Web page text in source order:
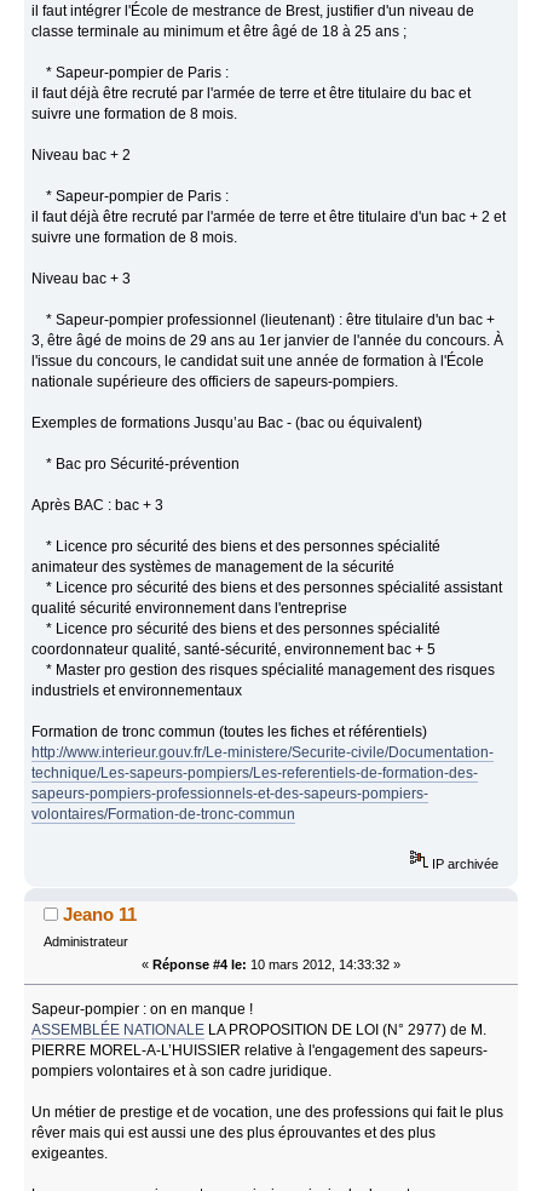
il faut intégrer l'École de mestrance de Brest, justifier d'un niveau de
classe terminale au minimum et être âgé de 18 à 25 ans ;
* Sapeur-pompier de Paris :
il faut déjà être recruté par l'armée de terre et être titulaire du bac et
suivre une formation de 8 mois.
Niveau bac + 2
* Sapeur-pompier de Paris :
il faut déjà être recruté par l'armée de terre et être titulaire d'un bac + 2 et
suivre une formation de 8 mois.
Niveau bac + 3
* Sapeur-pompier professionnel (lieutenant) : être titulaire d'un bac +
3, être âgé de moins de 29 ans au 1er janvier de l'année du concours. À
l'issue du concours, le candidat suit une année de formation à l'École
nationale supérieure des officiers de sapeurs-pompiers.
Exemples de formations Jusqu’au Bac - (bac ou équivalent)
* Bac pro Sécurité-prévention
Après BAC : bac + 3
* Licence pro sécurité des biens et des personnes spécialité
animateur des systèmes de management de la sécurité
* Licence pro sécurité des biens et des personnes spécialité assistant
qualité sécurité environnement dans l'entreprise
* Licence pro sécurité des biens et des personnes spécialité
coordonnateur qualité, santé-sécurité, environnement bac + 5
* Master pro gestion des risques spécialité management des risques
industriels et environnementaux
Formation de tronc commun (toutes les fiches et référentiels)
http://www.interieur.gouv.fr/Le-ministere/Securite-civile/Documentation-
technique/Les-sapeurs-pompiers/Les-referentiels-de-formation-des-
sapeurs-pompiers-professionnels-et-des-sapeurs-pompiers-
volontaires/Formation-de-tronc-commun
IP archivée
Jeano 11
Administrateur
« Réponse #4 le: 10 mars 2012, 14:33:32 »
Sapeur-pompier : on en manque !
ASSEMBLÉE NATIONALE LA PROPOSITION DE LOI (N° 2977) de M.
PIERRE MOREL-A-L’HUISSIER relative à l'engagement des sapeurs-
pompiers volontaires et à son cadre juridique.
Un métier de prestige et de vocation, une des professions qui fait le plus
rêver mais qui est aussi une des plus éprouvantes et des plus
exigeantes.